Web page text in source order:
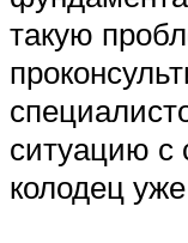
такую
ситуацию с
колодец